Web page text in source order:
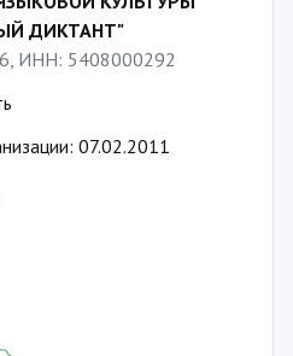
ДИКТАНТ"
ИНН: 5408000292
07.02.2011